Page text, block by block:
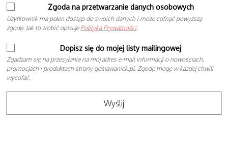
Zgoda na przetwarzanie danych osobowych
Użytkownik ma pełen dostęp do swoich danych i może cofnąć powyższą
zgodę. Jak to zrobić opisuje Polityka Prywatności.
Dopisz się do mojej listy mailingowej
Zgadzam się na przesyłanie na mój adres e-mail informacji o nowościach,
promocjach i produktach strony gosiawaniek.pl. Zgodę mogę w każdej chwili
wycofać.